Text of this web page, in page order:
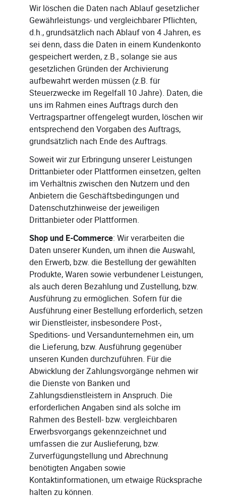
Wir löschen die Daten nach Ablauf gesetzlicher
Gewährleistungs- und vergleichbarer Pflichten,
d.h., grundsätzlich nach Ablauf von 4 Jahren, es
sei denn, dass die Daten in einem Kundenkonto
gespeichert werden, z.B., solange sie aus
gesetzlichen Gründen der Archivierung
aufbewahrt werden müssen (z.B. für
Steuerzwecke im Regelfall 10 Jahre). Daten, die
uns im Rahmen eines Auftrags durch den
Vertragspartner offengelegt wurden, löschen wir
entsprechend den Vorgaben des Auftrags,
grundsätzlich nach Ende des Auftrags.
Soweit wir zur Erbringung unserer Leistungen
Drittanbieter oder Plattformen einsetzen, gelten
im Verhältnis zwischen den Nutzern und den
Anbietern die Geschäftsbedingungen und
Datenschutzhinweise der jeweiligen
Drittanbieter oder Plattformen.
Shop und E-Commerce: Wir verarbeiten die
Daten unserer Kunden, um ihnen die Auswahl,
den Erwerb, bzw. die Bestellung der gewählten
Produkte, Waren sowie verbundener Leistungen,
als auch deren Bezahlung und Zustellung, bzw.
Ausführung zu ermöglichen. Sofern für die
Ausführung einer Bestellung erforderlich, setzen
wir Dienstleister, insbesondere Post-,
Speditions- und Versandunternehmen ein, um
die Lieferung, bzw. Ausführung gegenüber
unseren Kunden durchzuführen. Für die
Abwicklung der Zahlungsvorgänge nehmen wir
die Dienste von Banken und
Zahlungsdienstleistern in Anspruch. Die
erforderlichen Angaben sind als solche im
Rahmen des Bestell- bzw. vergleichbaren
Erwerbsvorgangs gekennzeichnet und
umfassen die zur Auslieferung, bzw.
Zurverfügungstellung und Abrechnung
benötigten Angaben sowie
Kontaktinformationen, um etwaige Rücksprache
halten zu können.